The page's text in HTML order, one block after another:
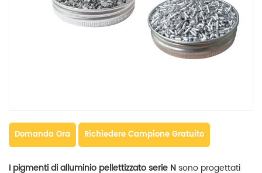
Domanda Ora Richiedere Campione Gratuito
I pigmenti di alluminio pellettizzato serie Nsono progettati